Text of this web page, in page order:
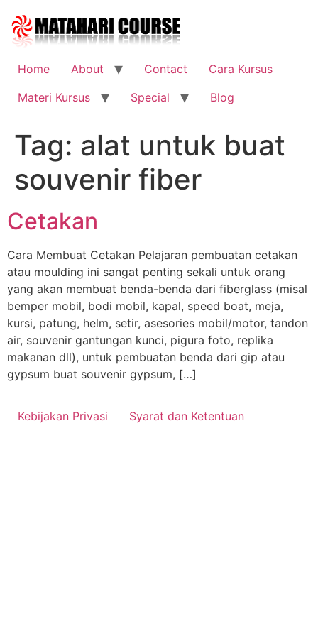
content
Home
About Contact
Cara Kursus
Materi Kursus
Special Blog
Tag: alat untuk buat
souvenir fiber
Cetakan
Cara Membuat Cetakan Pelajaran pembuatan cetakan
atau moulding ini sangat penting sekali untuk orang
yang akan membuat benda-benda dari fiberglass (misal
bemper mobil, bodi mobil, kapal, speed boat, meja,
kursi, patung, helm, setir, asesories mobil/motor, tandon
air, souvenir gantungan kunci, pigura foto, replika
makanan dll), untuk pembuatan benda dari gip atau
gypsum buat souvenir gypsum, […]
Kebijakan Privasi Syarat dan Ketentuan